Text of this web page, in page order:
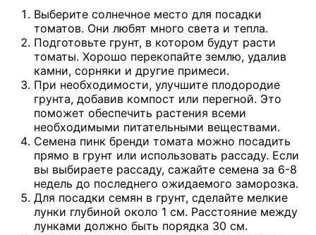
Выберите солнечное место для посадки
томатов. Они любят много света и тепла.
Подготовьте грунт, в котором будут расти
томаты. Хорошо перекопайте землю, удалив
камни, сорняки и другие примеси.
При необходимости, улучшите плодородие
грунта, добавив компост или перегной. Это
поможет обеспечить растения всеми
необходимыми питательными веществами.
Семена пинк бренди томата можно посадить
прямо в грунт или использовать рассаду. Если
вы выбираете рассаду, сажайте семена за 6-8
недель до последнего ожидаемого заморозка.
Для посадки семян в грунт, сделайте мелкие
лунки глубиной около 1 см. Расстояние между
лунками должно быть порядка 30 см.